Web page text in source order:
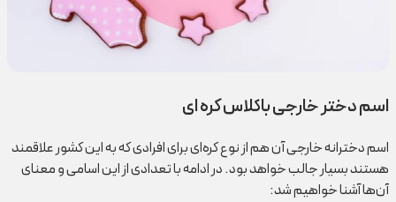
اسم دختر خارجی باکلاس کره ای
اسم دخترانه خارجی آن هم از نوع کره‌ای برای افرادی که به این کشور علاقمند
هستند بسیار جالب خواهد بود. در ادامه با تعدادی از این اسامی و معنای
آن‌ها آشنا خواهیم شد: